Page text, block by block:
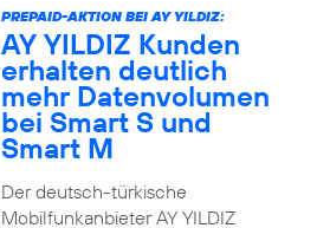
PREPAID-AKTION BEI AY YILDIZ:
AY YILDIZ Kunden
erhalten deutlich
mehr Datenvolumen
bei Smart S und
Smart M
Der deutsch-türkische
Mobilfunkanbieter AY YILDIZ